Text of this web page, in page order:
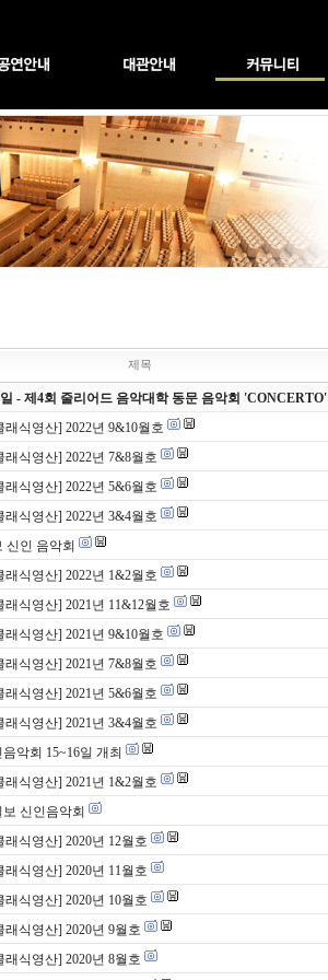
제목
- 제4회 줄리어드 음악대학 동문 음악회 'CONCERTO'
식영산] 2022년 9&10월호
식영산] 2022년 7&8월호
식영산] 2022년 5&6월호
식영산] 2022년 3&4월호
신인 음악회
식영산] 2022년 1&2월호
식영산] 2021년 11&12월호
식영산] 2021년 9&10월호
식영산] 2021년 7&8월호
식영산] 2021년 5&6월호
식영산] 2021년 3&4월호
악회 15~16일 개최
식영산] 2021년 1&2월호
신인음악회
식영산] 2020년 12월호
식영산] 2020년 11월호
식영산] 2020년 10월호
식영산] 2020년 9월호
식영산] 2020년 8월호